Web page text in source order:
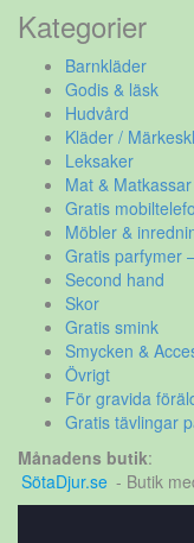
Kategorier
Barnkläder
Godis & läsk
Hudvård
Kläder /
Leksaker
Mat & Matkassar
Gratis
Möbler &
Gratis parfymer
Second hand
Skor
Gratis smink
Smycken &
Övrigt
För gravida
Gratis tävlingar
Månadens butik:
SötaDjur.se - Butik